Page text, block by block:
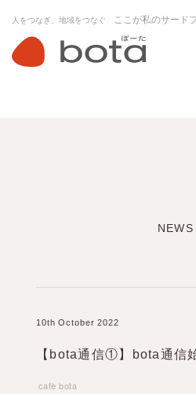
人をつなぎ、地域をつなぐ ここが私のサード
NEWS
10th October 2022
【bota通信①】bota通信
cafè bota